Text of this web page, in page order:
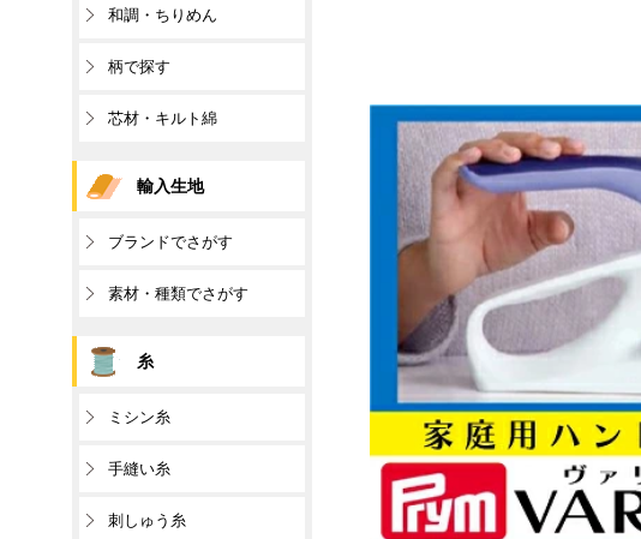
和調・ちりめん
柄で探す
芯材・キルト綿
輸入生地
ブランドでさがす
素材・種類でさがす
糸
ミシン糸
手縫い糸
刺しゅう糸